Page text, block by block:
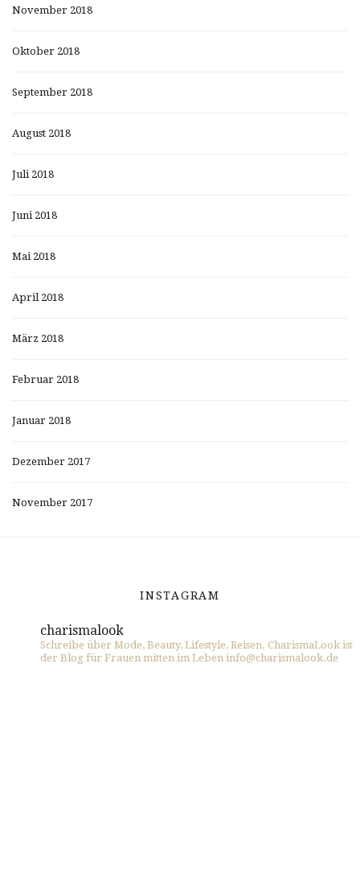
November 2018
Oktober 2018
September 2018
August 2018
Juli 2018
Juni 2018
Mai 2018
April 2018
März 2018
Februar 2018
Januar 2018
Dezember 2017
November 2017
INSTAGRAM
charismalook
Schreibe über Mode, Beauty, Lifestyle, Reisen. CharismaLook ist
der Blog für Frauen mitten im Leben info@charismalook.de